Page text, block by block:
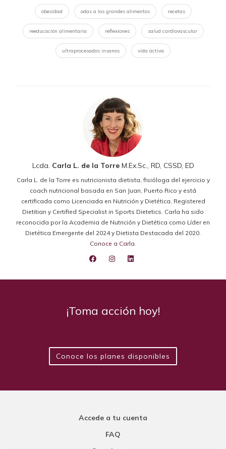
obesidad odas a los grandes alimentos recetas
reeducación alimentaria reflexiones salud cardiovascular
ultraprocesados insanos vida activa
Lcda. Carla L. de la TorreM.Ex.Sc., RD, CSSD, ED
Carla L. de la Torre es nutricionista dietista, fisióloga del ejercicio y
coach nutricional basada en San Juan, Puerto Rico y está
certificada como Licenciada en Nutrición y Dietética, Registered
Dietitian y Certified Specialist in Sports Dietetics. Carla ha sido
reconocida por la Academia de Nutrición y Dietética como Líder en
Dietética Emergente del 2024 y Dietista Destacada del 2020.
Conoce a Carla.
¡Toma acción hoy!
Conoce los planes disponibles
Accede a tu cuenta
FAQ